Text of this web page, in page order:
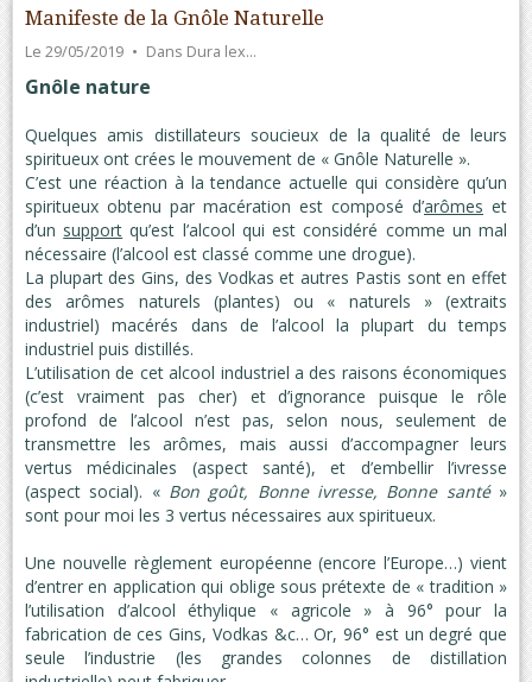
Manifeste de la Gnôle Naturelle
Le 29/05/2019 Dans Dura lex…
Gnôle nature
Quelques amis distillateurs soucieux de la qualité de leurs
spiritueux ont crées le mouvement de « Gnôle Naturelle ».
C’est une réaction à la tendance actuelle qui considère qu’un
spiritueux obtenu par macération est composé d’arômes et
d’un support qu’est l’alcool qui est considéré comme un mal
nécessaire (l’alcool est classé comme une drogue).
La plupart des Gins, des Vodkas et autres Pastis sont en effet
des arômes naturels (plantes) ou « naturels » (extraits
industriel) macérés dans de l’alcool la plupart du temps
industriel puis distillés.
L’utilisation de cet alcool industriel a des raisons économiques
(c’est vraiment pas cher) et d’ignorance puisque le rôle
profond de l’alcool n’est pas, selon nous, seulement de
transmettre les arômes, mais aussi d’accompagner leurs
vertus médicinales (aspect santé), et d’embellir l’ivresse
(aspect social). « Bon goût, Bonne ivresse, Bonne santé»
sont pour moi les 3 vertus nécessaires aux spiritueux.
Une nouvelle règlement européenne (encore l’Europe…) vient
d’entrer en application qui oblige sous prétexte de « tradition »
l’utilisation d’alcool éthylique « agricole » à 96° pour la
fabrication de ces Gins, Vodkas &c… Or, 96° est un degré que
seule l’industrie (les grandes colonnes de distillation